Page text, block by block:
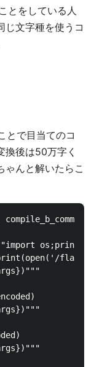
とをしている人
じ文字種を使うコ
とで目当てのコ
換後は50万字く
ゃんと解いたらこ
flag-